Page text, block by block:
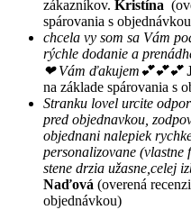
zákazníkov. Kristína
spárovania s
chcela vy som sa Vám
rýchle dodanie a
❤ Vám ďakujem💕💕💕
na základe spárovania s
Stranku lovel urcite
pred objednavkou,
objednani nalepiek
personalizovane (vlastne
stene drzia užasne,celej
Naďová (overená
objednávkou)